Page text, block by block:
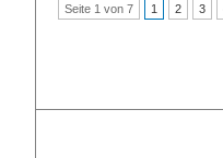
Seite 1 von 7 1 2 3